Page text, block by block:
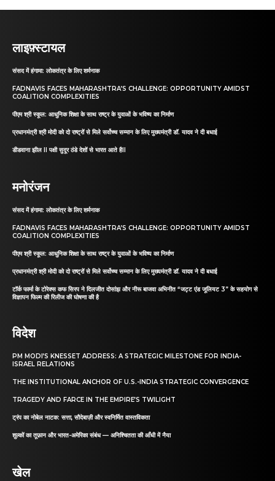
लाइफ़्स्टायल
संसद में हंगामा: लोकतंत्र के लिए शर्मनाक
FADNAVIS FACES MAHARASHTRA’S CHALLENGE: OPPORTUNITY AMIDST
COALITION COMPLEXITIES
पीएम श्री स्कूल: आधुनिक शिक्षा के साथ राष्ट्र के युवाओं के भविष्य का निर्माण
प्रधानमंत्री श्री मोदी को दो राष्ट्रों से मिले सर्वोच्च सम्मान के लिए मुख्यमंत्री डॉ. यादव ने दी बधाई
डीडवाना झील II पक्षी सुदूर ठंडे देशों से भारत आते हैII
मनोरंजन
संसद में हंगामा: लोकतंत्र के लिए शर्मनाक
FADNAVIS FACES MAHARASHTRA’S CHALLENGE: OPPORTUNITY AMIDST
COALITION COMPLEXITIES
पीएम श्री स्कूल: आधुनिक शिक्षा के साथ राष्ट्र के युवाओं के भविष्य का निर्माण
प्रधानमंत्री श्री मोदी को दो राष्ट्रों से मिले सर्वोच्च सम्मान के लिए मुख्यमंत्री डॉ. यादव ने दी बधाई
टॉर्क फार्मा के टोरेक्स कफ सिरप ने दिलजीत दोसांझ और नीरू बाजवा अभिनीत “जट्ट एंड जूलियट 3” के सहयोग से
विज्ञापन फिल्म की रिलीज की घोषणा की है
विदेश
PM MODI’S KNESSET ADDRESS: A STRATEGIC MILESTONE FOR INDIA-
ISRAEL RELATIONS
THE INSTITUTIONAL ANCHOR OF U.S.-INDIA STRATEGIC CONVERGENCE
TRAGEDY AND FARCE IN THE EMPIRE’S TWILIGHT
ट्रंप का नोबेल नाटक: सत्ता, सौदेबाज़ी और स्वनिर्मित वास्तविकता
शुल्कों का तूफ़ान और भारत-अमेरिका संबंध — अनिश्चितता की आँधी में नैया
खेल